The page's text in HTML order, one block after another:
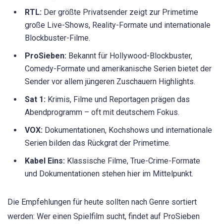
RTL: Der größte Privatsender zeigt zur Primetime
große Live-Shows, Reality-Formate und internationale
Blockbuster-Filme.
ProSieben: Bekannt für Hollywood-Blockbuster,
Comedy-Formate und amerikanische Serien bietet der
Sender vor allem jüngeren Zuschauern Highlights.
Sat 1: Krimis, Filme und Reportagen prägen das
Abendprogramm – oft mit deutschem Fokus.
VOX: Dokumentationen, Kochshows und internationale
Serien bilden das Rückgrat der Primetime.
Kabel Eins: Klassische Filme, True-Crime-Formate
und Dokumentationen stehen hier im Mittelpunkt.
Die Empfehlungen für heute sollten nach Genre sortiert
werden: Wer einen Spielfilm sucht, findet auf ProSieben